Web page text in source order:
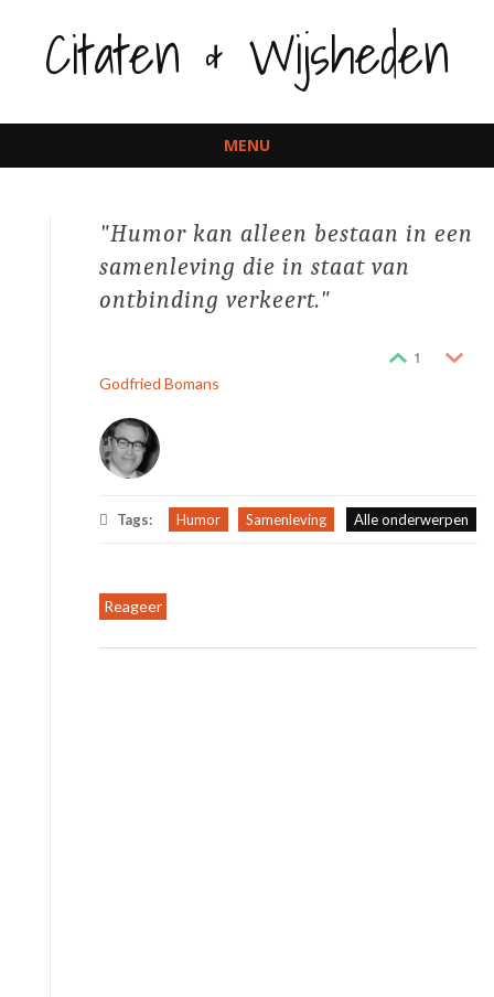
Citaten & Wijsheden
MENU
Humor kan alleen bestaan in een
samenleving die in staat van
ontbinding verkeert.
1
Godfried Bomans
Tags: Humor Samenleving Alle onderwerpen
Reageer